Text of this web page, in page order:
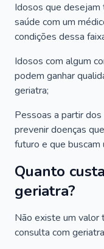
Idosos que desejam
saúde com um
condições dessa
Idosos com algum
podem ganhar
geriatra;
Pessoas a partir
prevenir doenças
futuro e que
Quanto
geriatra?
Não existe um valor
consulta com